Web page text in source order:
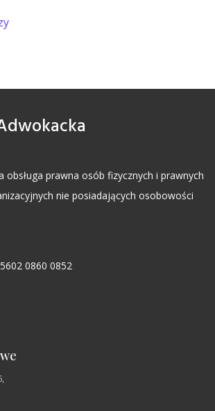
obsługa prawna osób fizycznych i prawnych
nie posiadających osobowości
0860 0852